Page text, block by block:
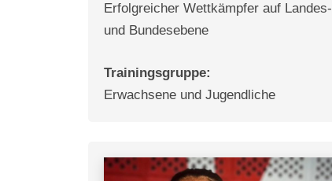
Erfolgreicher Wettkämpfer auf Landes-
und Bundesebene
Trainingsgruppe:
Erwachsene und Jugendliche